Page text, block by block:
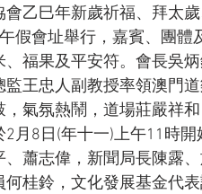
會乙巳年新歲祈福、拜太
假會址舉行，嘉賓、團
、福果及平安符。會長吳
監王忠人副教授率領澳門
，氣氛熱鬧，道場莊嚴祥和
2月8日(年十一)上午11時
、蕭志偉，新聞局長陳露
何桂鈴，文化發展基金代